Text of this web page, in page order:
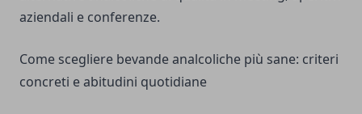
aziendali e conferenze.
Come scegliere bevande analcoliche più sane: criteri
concreti e abitudini quotidiane